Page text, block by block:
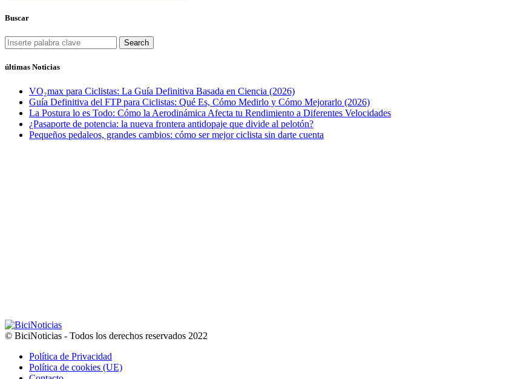
Buscar
Search
últimas Noticias
VO₂max para Ciclistas: La Guía Definitiva Basada en Ciencia (2026)
Guía Definitiva del FTP para Ciclistas: Qué Es, Cómo Medirlo y Cómo Mejorarlo (2026)
La Postura lo es Todo: Cómo la Aerodinámica Afecta tu Rendimiento a Diferentes Velocidades
¿Pasaporte de potencia: la nueva frontera antidopaje que divide al pelotón?
Pequeños pedaleos, grandes cambios: cómo ser mejor ciclista sin darte cuenta
© BiciNoticias - Todos los derechos reservados 2022
Política de Privacidad
Política de cookies (UE)